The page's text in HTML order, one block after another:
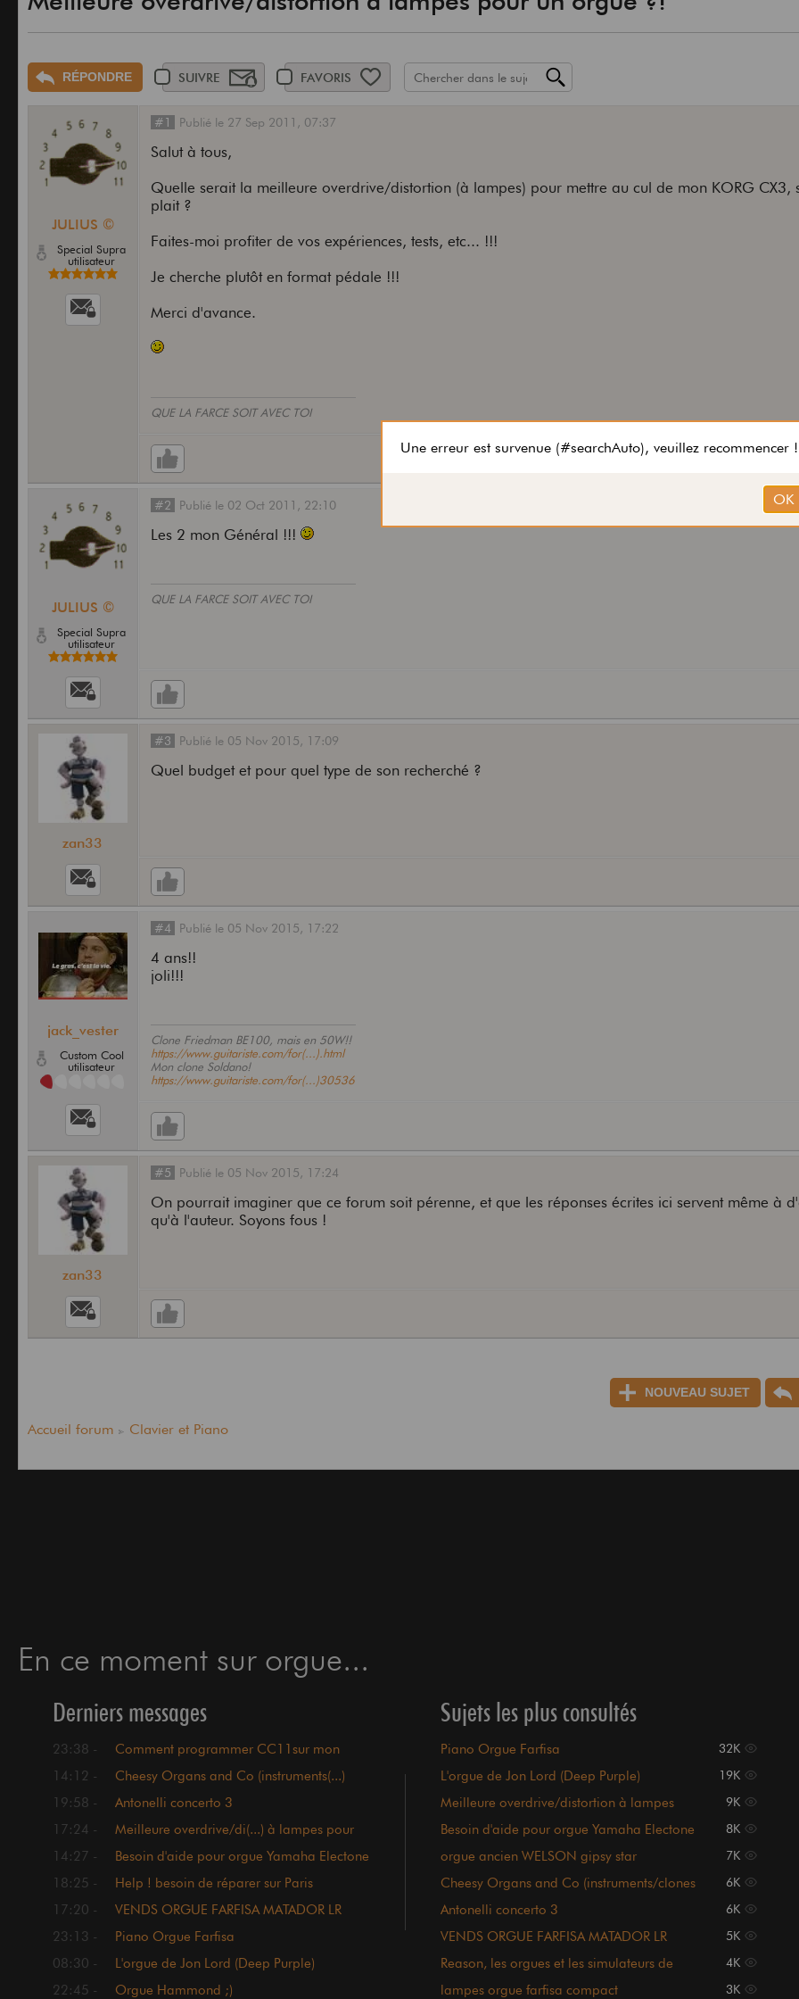
RÉPONDRE SUIVRE FAVORIS
JULIUS ©
Special Supra
utilisateur
#1 Publié le 27 Sep 2011, 07:37
Salut à tous,
Quelle serait la meilleure overdrive/distortion (à lampes) pour mettre au cul de mon KORG CX3,
plait ?
Faites-moi profiter de vos expériences, tests, etc... !!!
Je cherche plutôt en format pédale !!!
Merci d'avance.
QUE LA FARCE SOIT AVEC TOI
JULIUS ©
Special Supra
utilisateur
#2 Publié le 02 Oct 2011, 22:10
Les 2 mon Général !!!
QUE LA FARCE SOIT AVEC TOI
zan33
#3 Publié le 05 Nov 2015, 17:09
Quel budget et pour quel type de son recherché ?
jack_vester
Custom Cool
utilisateur
#4 Publié le 05 Nov 2015, 17:22
4 ans!!
joli!!!
Clone Friedman BE100, mais en 50W!!
https://www.guitariste.com/for(...).html
Mon clone Soldano!
https://www.guitariste.com/for(...)30536
zan33
#5 Publié le 05 Nov 2015, 17:24
On pourrait imaginer que ce forum soit pérenne, et que les réponses écrites ici servent même à
qu'à l'auteur. Soyons fous !
NOUVEAU SUJET
Accueil forum Clavier et Piano
En ce moment sur orgue...
Derniers messages
23:38 -
Comment programmer CC11sur mon
14:12 -
Cheesy Organs and Co (instruments(...)
19:58 -
Antonelli concerto 3
17:24 -
Meilleure overdrive/di(...) à lampes pour
14:27 -
Besoin d'aide pour orgue Yamaha Electone
18:25 -
Help ! besoin de réparer sur Paris
17:20 -
VENDS ORGUE FARFISA MATADOR LR
23:13 -
Piano Orgue Farfisa
08:30 -
L'orgue de Jon Lord (Deep Purple)
22:45 -
Orgue Hammond ;)
Sujets les plus consultés
Piano Orgue Farfisa 32K
L'orgue de Jon Lord (Deep Purple) 19K
Meilleure overdrive/distortion à lampes
9K
Besoin d'aide pour orgue Yamaha Electone 8K
orgue ancien WELSON gipsy star 7K
Cheesy Organs and Co (instruments/clones
6K
Antonelli concerto 3 6K
VENDS ORGUE FARFISA MATADOR LR 5K
Reason, les orgues et les simulateurs de
4K
lampes orgue farfisa compact 3K